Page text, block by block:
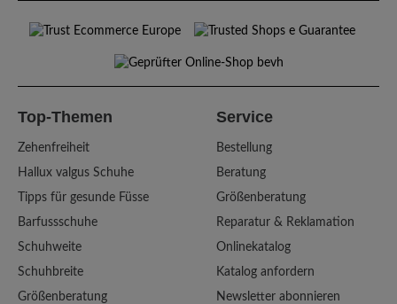
Top-Themen
Zehenfreiheit
Hallux valgus Schuhe
Tipps für gesunde Füsse
Barfussschuhe
Schuhweite
Schuhbreite
Größenberatung
Service
Bestellung
Beratung
Größenberatung
Reparatur & Reklamation
Onlinekatalog
Katalog anfordern
Newsletter abonnieren